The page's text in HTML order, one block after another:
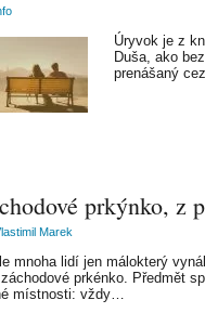
Úryvok je z
Duša, ako
prenášaný
prkýnko, z
Marek
mnoha lidí jen málokterý
prkénko. Předmět
místnosti: vždy…